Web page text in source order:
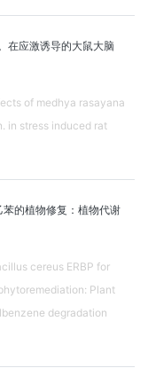
在应激诱导的大鼠大脑
of medhya rasayana
in stress induced rat
的植物修复：植物代谢
cereus ERBP for
Plant
degradation